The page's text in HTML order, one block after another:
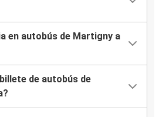
en autobús de Martigny a
de autobús de